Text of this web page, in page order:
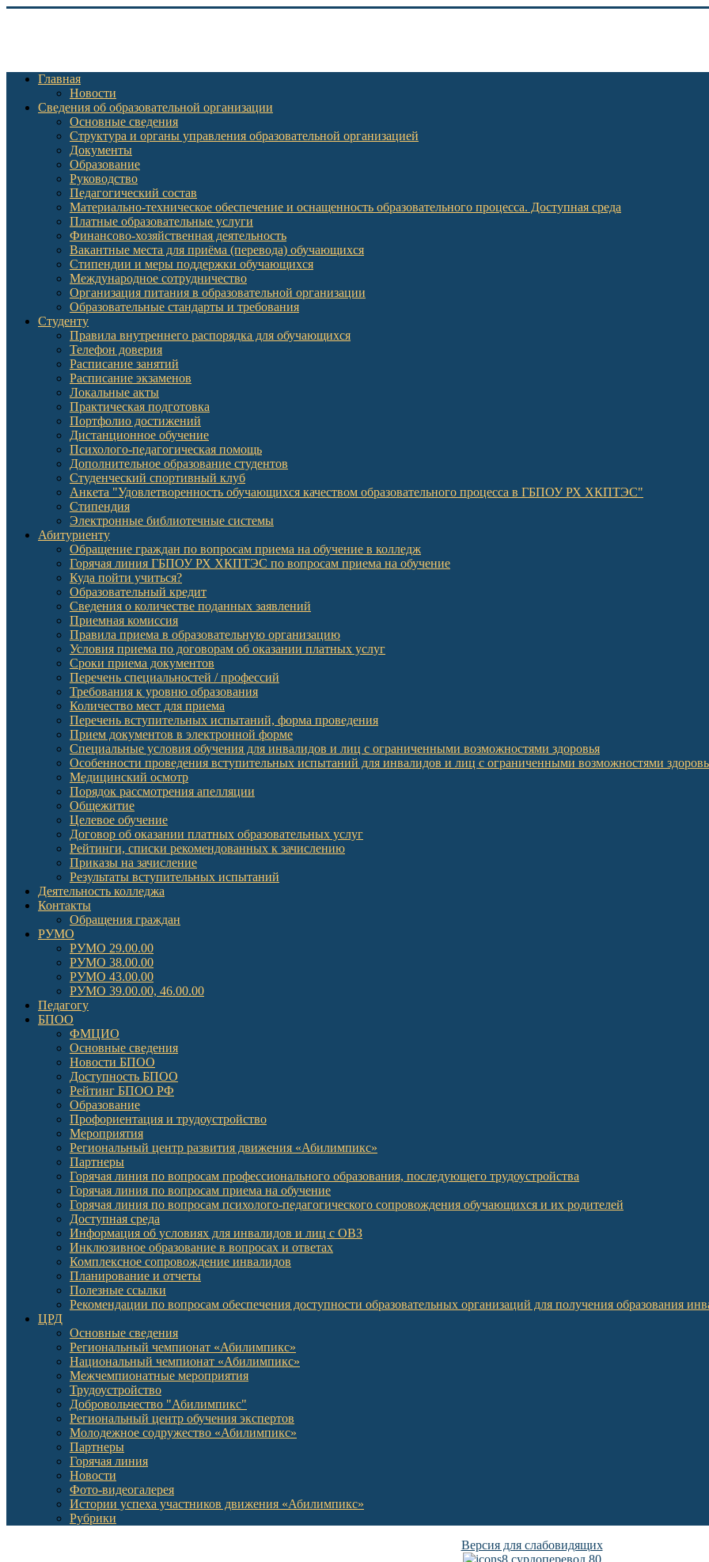
Главная
Новости
Сведения об образовательной организации
Основные сведения
Структура и органы управления образовательной организацией
Документы
Образование
Руководство
Педагогический состав
Материально-техническое обеспечение и оснащенность образовательного процесса. Доступная среда
Платные образовательные услуги
Финансово-хозяйственная деятельность
Вакантные места для приёма (перевода) обучающихся
Стипендии и меры поддержки обучающихся
Международное сотрудничество
Организация питания в образовательной организации
Образовательные стандарты и требования
Студенту
Правила внутреннего распорядка для обучающихся
Телефон доверия
Расписание занятий
Расписание экзаменов
Локальные акты
Практическая подготовка
Портфолио достижений
Дистанционное обучение
Психолого-педагогическая помощь
Дополнительное образование студентов
Студенческий спортивный клуб
Анкета "Удовлетворенность обучающихся качеством образовательного процесса в ГБПОУ РХ ХКПТЭС"
Стипендия
Электронные библиотечные системы
Абитуриенту
Обращение граждан по вопросам приема на обучение в колледж
Горячая линия ГБПОУ РХ ХКПТЭС по вопросам приема на обучение
Куда пойти учиться?
Образовательный кредит
Сведения о количестве поданных заявлений
Приемная комиссия
Правила приема в образовательную организацию
Условия приема по договорам об оказании платных услуг
Сроки приема документов
Перечень специальностей / профессий
Требования к уровню образования
Количество мест для приема
Перечень вступительных испытаний, форма проведения
Прием документов в электронной форме
Специальные условия обучения для инвалидов и лиц с ограниченными возможностями здоровья
Особенности проведения вступительных испытаний для инвалидов и лиц с ограниченными возможностями
Медицинский осмотр
Порядок рассмотрения апелляции
Общежитие
Целевое обучение
Договор об оказании платных образовательных услуг
Рейтинги, списки рекомендованных к зачислению
Приказы на зачисление
Результаты вступительных испытаний
Деятельность колледжа
Контакты
Обращения граждан
РУМО
РУМО 29.00.00
РУМО 38.00.00
РУМО 43.00.00
РУМО 39.00.00, 46.00.00
Педагогу
БПОО
ФМЦИО
Основные сведения
Новости БПОО
Доступность БПОО
Рейтинг БПОО РФ
Образование
Профориентация и трудоустройство
Мероприятия
Региональный центр развития движения «Абилимпикс»
Партнеры
Горячая линия по вопросам профессионального образования, последующего трудоустройства
Горячая линия по вопросам приема на обучение
Горячая линия по вопросам психолого-педагогического сопровождения обучающихся и их родителей
Доступная среда
Информация об условиях для инвалидов и лиц с ОВЗ
Инклюзивное образование в вопросах и ответах
Комплексное сопровождение инвалидов
Планирование и отчеты
Полезные ссылки
Рекомендации по вопросам обеспечения доступности образовательных организаций для получения образования
ЦРД
Основные сведения
Региональный чемпионат «Абилимпикс»
Национальный чемпионат «Абилимпикс»
Межчемпионатные мероприятия
Трудоустройство
Добровольчество "Абилимпикс"
Региональный центр обучения экспертов
Молодежное содружество «Абилимпикс»
Партнеры
Горячая линия
Новости
Фото-видеогалерея
Истории успеха участников движения «Абилимпикс»
Рубрики
Версия для слабовидящих